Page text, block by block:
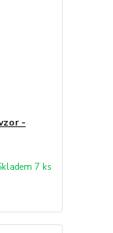
-
7 ks